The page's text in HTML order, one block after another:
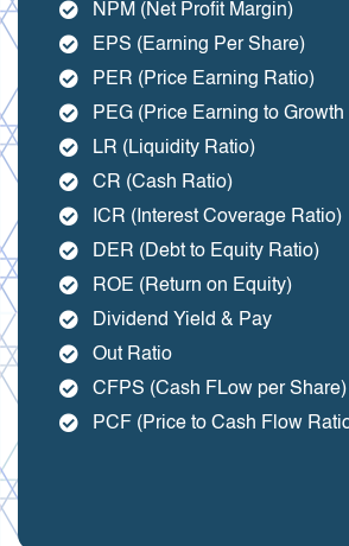
NPM (Net Profit Margin)
EPS (Earning Per Share)
PER (Price Earning Ratio)
PEG (Price Earning to
LR (Liquidity Ratio)
CR (Cash Ratio)
ICR (Interest Coverage Ratio)
DER (Debt to Equity Ratio)
ROE (Return on Equity)
Dividend Yield & Pay
Out Ratio
CFPS (Cash FLow per Share)
PCF (Price to Cash Flow